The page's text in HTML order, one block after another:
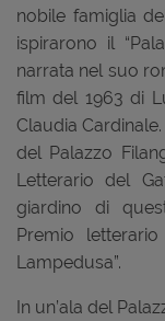
nobile famiglia
ispirarono il
narrata nel suo
film del 1963 di
Claudia
del Palazzo
Letterario del
giardino di
Premio
Lampedusa”.
In un’ala del